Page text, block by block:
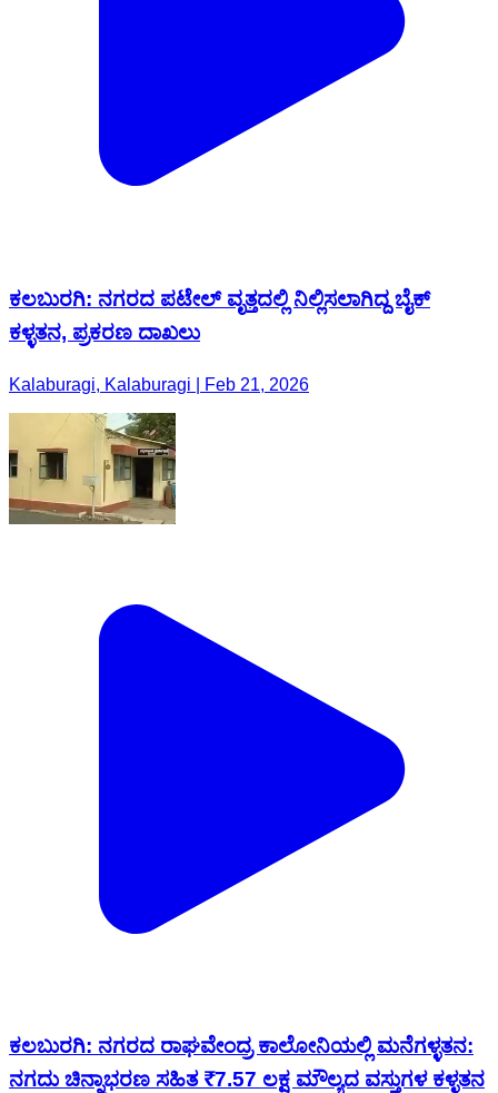
ಕಲಬುರಗಿ: ನಗರದ ಪಟೇಲ್ ವೃತ್ತದಲ್ಲಿ ನಿಲ್ಲಿಸಲಾಗಿದ್ದ ಬೈಕ್
ಕಳ್ಳತನ, ಪ್ರಕರಣ ದಾಖಲು
Kalaburagi, Kalaburagi | Feb 21, 2026
ಕಲಬುರಗಿ: ನಗರದ ರಾಘವೇಂದ್ರ ಕಾಲೋನಿಯಲ್ಲಿ ಮನೆಗಳ್ಳತನ:
ನಗದು ಚಿನ್ನಾಭರಣ ಸಹಿತ ₹7.57 ಲಕ್ಷ ಮೌಲ್ಯದ ವಸ್ತುಗಳ ಕಳ್ಳತನ